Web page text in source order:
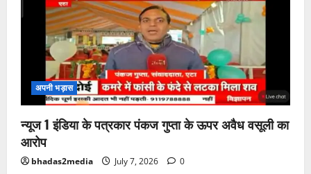
अपनी भड़ास
न्यूज 1 इंडिया के पत्रकार पंकज गुप्ता के ऊपर अवैध वसूली का
आरोप
bhadas2media July 7, 2026 0